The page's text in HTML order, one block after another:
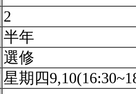
2
半年
選修
星期四